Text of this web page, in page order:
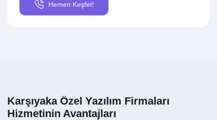
Hemen Keşfet!
Karşıyaka Özel Yazılım Firmaları
Hizmetinin Avantajları